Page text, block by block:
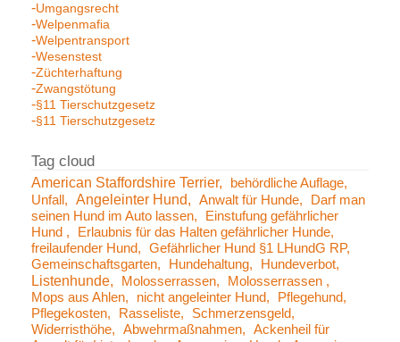
Umgangsrecht
Welpenmafia
Welpentransport
Wesenstest
Züchterhaftung
Zwangstötung
§11 Tierschutzgesetz
§11 Tierschutzgesetz
American Staffordshire Terrier
behördliche Auflage
Unfall
Angeleinter Hund Anwalt für Hunde
Darf man
seinen Hund im Auto lassen
Einstufung gefährlicher
Hund
Erlaubnis für das Halten gefährlicher Hunde
freilaufender Hund
Gefährlicher Hund §1 LHundG RP
Gemeinschaftsgarten
Hundehaltung Hundeverbot
Listenhunde Molosserrassen
Molosserrassen
Mops aus Ahlen
nicht angeleinter Hund
Pflegehund
Pflegekosten
Rasseliste
Schmerzensgeld
Widerristhöhe
Abwehrmaßnahmen
Ackenheil für